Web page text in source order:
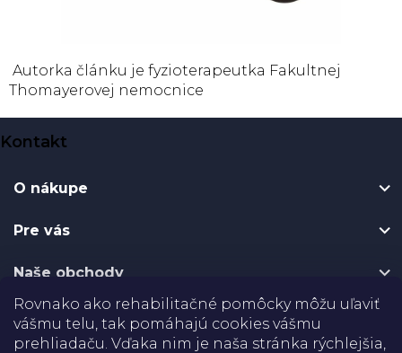
Rovnako ako rehabilitačné pomôcky môžu uľaviť
vášmu telu, tak pomáhajú cookies vášmu
prehliadaču. Vďaka nim je naša stránka rýchlejšia,
Autorka článku je fyzioterapeutka Fakultnej
Thomayerovej nemocnice
á
Kontakt
O nákupe
Pre vás
Naše obchody
Certifikáty